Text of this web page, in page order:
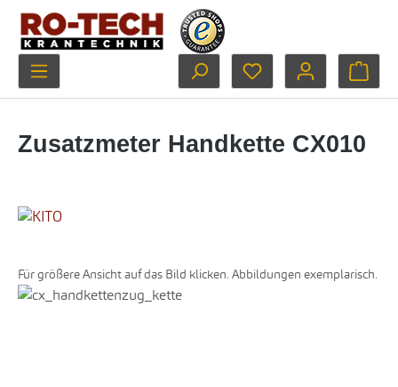
Zum Hauptinhalt springen
Du hast 0 Produkte
Zusatzmeter Handkette CX010
Für größere Ansicht auf das Bild klicken. Abbildungen exemplarisch.
Bildergalerie überspringen